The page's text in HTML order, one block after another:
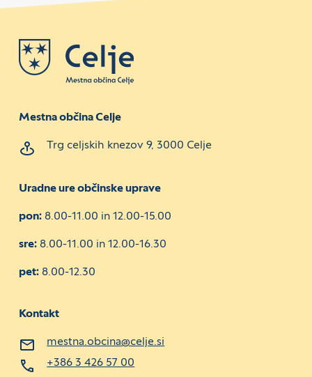
Mestna občina Celje
Trg celjskih knezov 9, 3000 Celje
Uradne ure občinske uprave
pon: 8.00-11.00 in 12.00-15.00
sre: 8.00-11.00 in 12.00-16.30
pet: 8.00-12.30
Kontakt
mestna.obcina@celje.si
+386 3 426 57 00